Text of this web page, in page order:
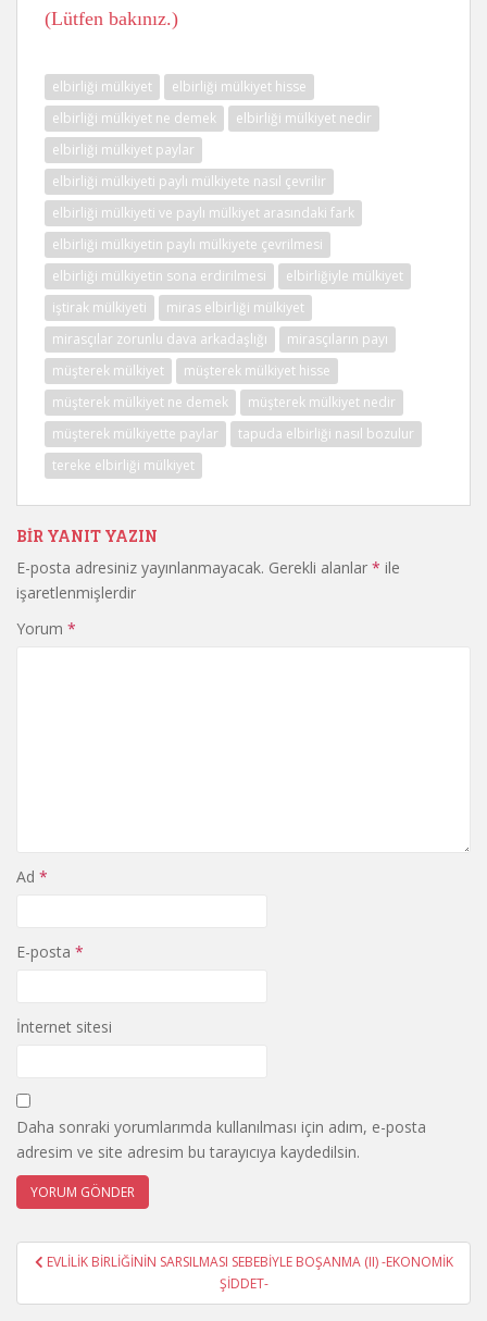
(Lütfen bakınız.)
elbirliği mülkiyet
elbirliği mülkiyet hisse
elbirliği mülkiyet ne demek
elbirliği mülkiyet nedir
elbirliği mülkiyet paylar
elbirliği mülkiyeti paylı mülkiyete nasıl çevrilir
elbirliği mülkiyeti ve paylı mülkiyet arasındaki fark
elbirliği mülkiyetin paylı mülkiyete çevrilmesi
elbirliği mülkiyetin sona erdirilmesi
elbirliğiyle mülkiyet
iştirak mülkiyeti
miras elbirliği mülkiyet
mirasçılar zorunlu dava arkadaşlığı
mirasçıların payı
müşterek mülkiyet
müşterek mülkiyet hisse
müşterek mülkiyet ne demek
müşterek mülkiyet nedir
müşterek mülkiyette paylar
tapuda elbirliği nasıl bozulur
tereke elbirliği mülkiyet
BIR YANIT YAZIN
E-posta adresiniz yayınlanmayacak. Gerekli alanlar * ile
işaretlenmişlerdir
Yorum *
Ad *
E-posta *
İnternet sitesi
Daha sonraki yorumlarımda kullanılması için adım, e-posta
adresim ve site adresim bu tarayıcıya kaydedilsin.
YazıEVLİLİK BİRLİĞİNİN SARSILMASI SEBEBİYLE BOŞANMA (II) -EKONOMİK
ŞİDDET-